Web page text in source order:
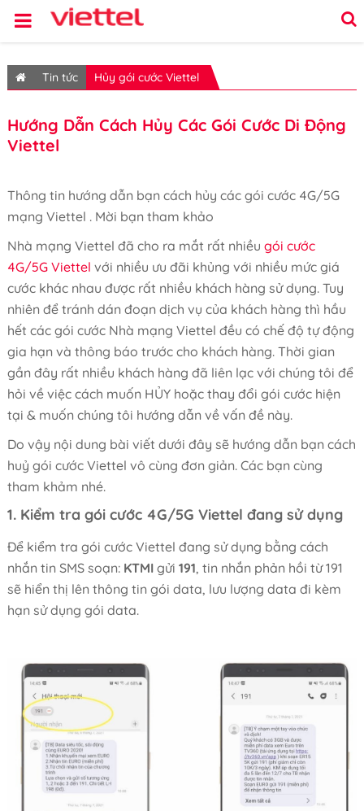
Tin tức Hủy gói cước Viettel
Hướng Dẫn Cách Hủy Các Gói Cước Di Động
Viettel
Thông tin hướng dẫn bạn cách hủy các gói cước 4G/5G
mạng Viettel . Mời bạn tham khảo
Nhà mạng Viettel đã cho ra mắt rất nhiều gói cước
4G/5G Viettel với nhiều ưu đãi khủng với nhiều mức giá
cước khác nhau được rất nhiều khách hàng sử dụng. Tuy
nhiên để tránh dán đoạn dịch vụ của khách hàng thì hầu
hết các gói cước Nhà mạng Viettel đều có chế độ tự động
gia hạn và thông báo trước cho khách hàng. Thời gian
gần đây rất nhiều khách hàng đã liên lạc với chúng tôi để
hỏi về việc cách muốn HỦY hoặc thay đổi gói cước hiện
tại & muốn chúng tôi hướng dẫn về vấn đề này.
Do vậy nội dung bài viết dưới đây sẽ hướng dẫn bạn cách
huỷ gói cước Viettel vô cùng đơn giản. Các bạn cùng
tham khảm nhé.
1. Kiểm tra gói cước 4G/5G Viettel đang sử dụng
Để kiểm tra gói cước Viettel đang sử dụng bằng cách
nhắn tin SMS soạn: KTMIgửi 191, tin nhắn phản hồi từ 191
sẽ hiển thị lên thông tin gói data, lưu lượng data đi kèm
hạn sử dụng gói data.